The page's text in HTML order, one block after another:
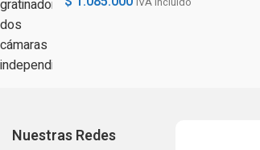
Nuestras Redes